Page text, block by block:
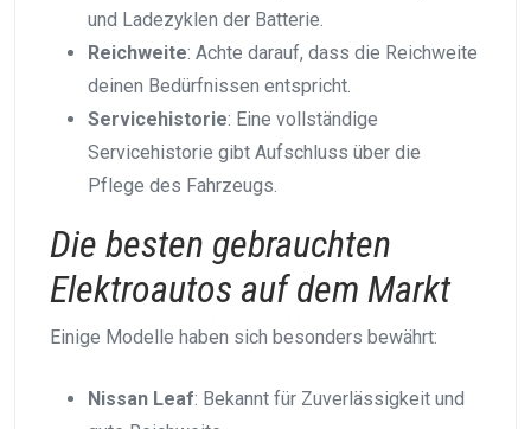
und Ladezyklen der Batterie.
Reichweite: Achte darauf, dass die Reichweite
deinen Bedürfnissen entspricht.
Servicehistorie: Eine vollständige
Servicehistorie gibt Aufschluss über die
Pflege des Fahrzeugs.
Die besten gebrauchten
Elektroautos auf dem Markt
Einige Modelle haben sich besonders bewährt:
Nissan Leaf: Bekannt für Zuverlässigkeit und